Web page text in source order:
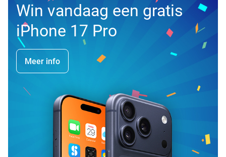
Win vandaag een gratis
iPhone 17 Pro
Meer info